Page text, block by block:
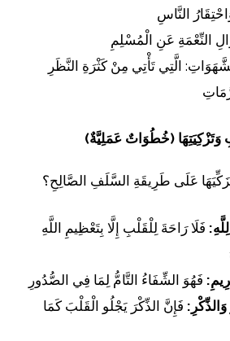
النَّاسِ
النِّعْمَةِ عَنِ الْمُسْلِمِ
الَّتِي تَأْتِي مِنْ كَثْرَةِ النَّظَرِ
عَلَى طَرِيقَةِ السَّلَفِ الصَّالِحِ؟
فَلَا رَاحَةَ لِلْقَلْبِ إِلَّا بِتَعْظِيمِ اللَّهِ
فَهُوَ الشِّفَاءُ التَّامُّ لِمَا فِي الصُّدُورِ
وَالذِّكْرِ: فَإِنَّ الذِّكْرَ يَجْلُو الْقَلْبَ كَمَا